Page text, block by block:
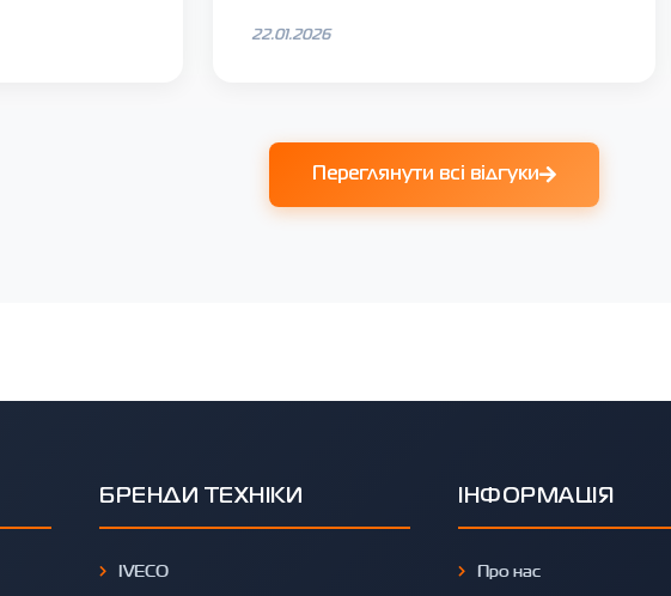
22.01.2026
Переглянути всі відгуки
БРЕНДИ ТЕХНІКИ
IVECO
ІНФОРМАЦІЯ
Про нас